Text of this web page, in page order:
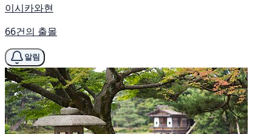
이시카와현
66건의 출몰
알림